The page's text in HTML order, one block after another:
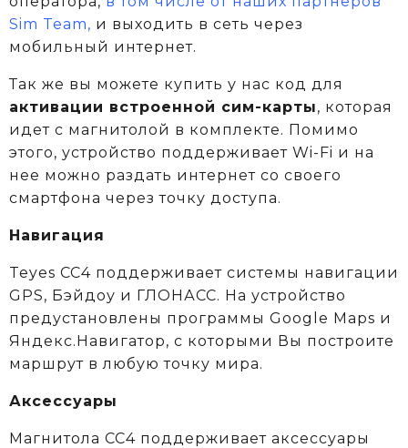
Sim Team, и выходить в сеть через
мобильный интернет.
Так же вы можете купить у нас код для
активации встроенной сим-карты, которая
идет с магнитолой в комплекте. Помимо
этого, устройство поддерживает Wi-Fi и на
нее можно раздать интернет со своего
смартфона через точку доступа.
Навигация
Teyes CC4 поддерживает системы навигации
GPS, Бэйдоу и ГЛОНАСС. На устройство
предустановлены программы Google Maps и
Яндекс.Навигатор, с которыми Вы построите
маршрут в любую точку мира.
Аксессуары
Магнитола CC4 поддерживает аксессуары